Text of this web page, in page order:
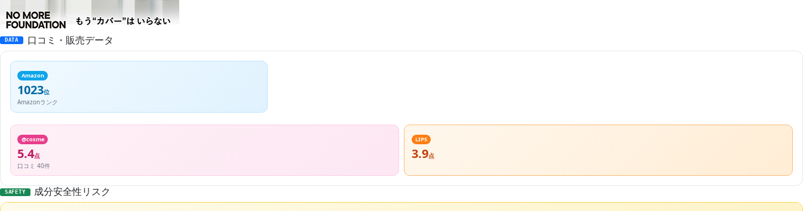
DATA 口コミ・販売データ
Amazon
1023位
Amazonランク
@cosme
5.4点
口コミ 40件
LIPS
3.9点
SAFETY 成分安全性リスク